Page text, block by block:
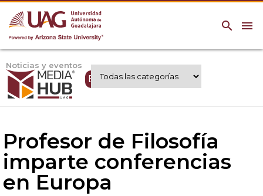
menu
search
Noticias y eventos
Expertos UAG
Profesor de Filosofía
imparte conferencias
en Europa